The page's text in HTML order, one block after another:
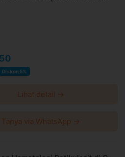
Diskon 5%
Lihat detail →
Tanya via WhatsApp →